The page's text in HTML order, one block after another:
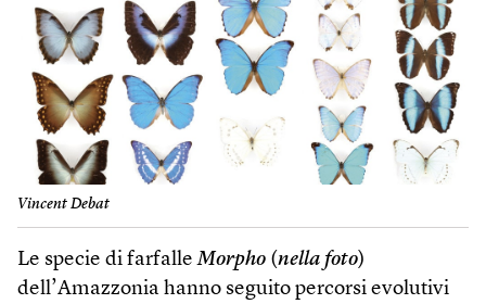
Vincent Debat
Le specie di farfalleMorpho (nella foto)
dell’Amazzonia hanno seguito percorsi evolutivi